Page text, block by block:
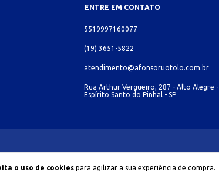
o uso de cookiespara agilizar a sua experiência de compra.
ENTRE EM CONTATO
5519997160077
(19) 3651-5822
atendimento@afonsoruotolo.com.br
Rua Arthur Vergueiro, 287 - Alto Alegre -
Espírito Santo do Pinhal - SP